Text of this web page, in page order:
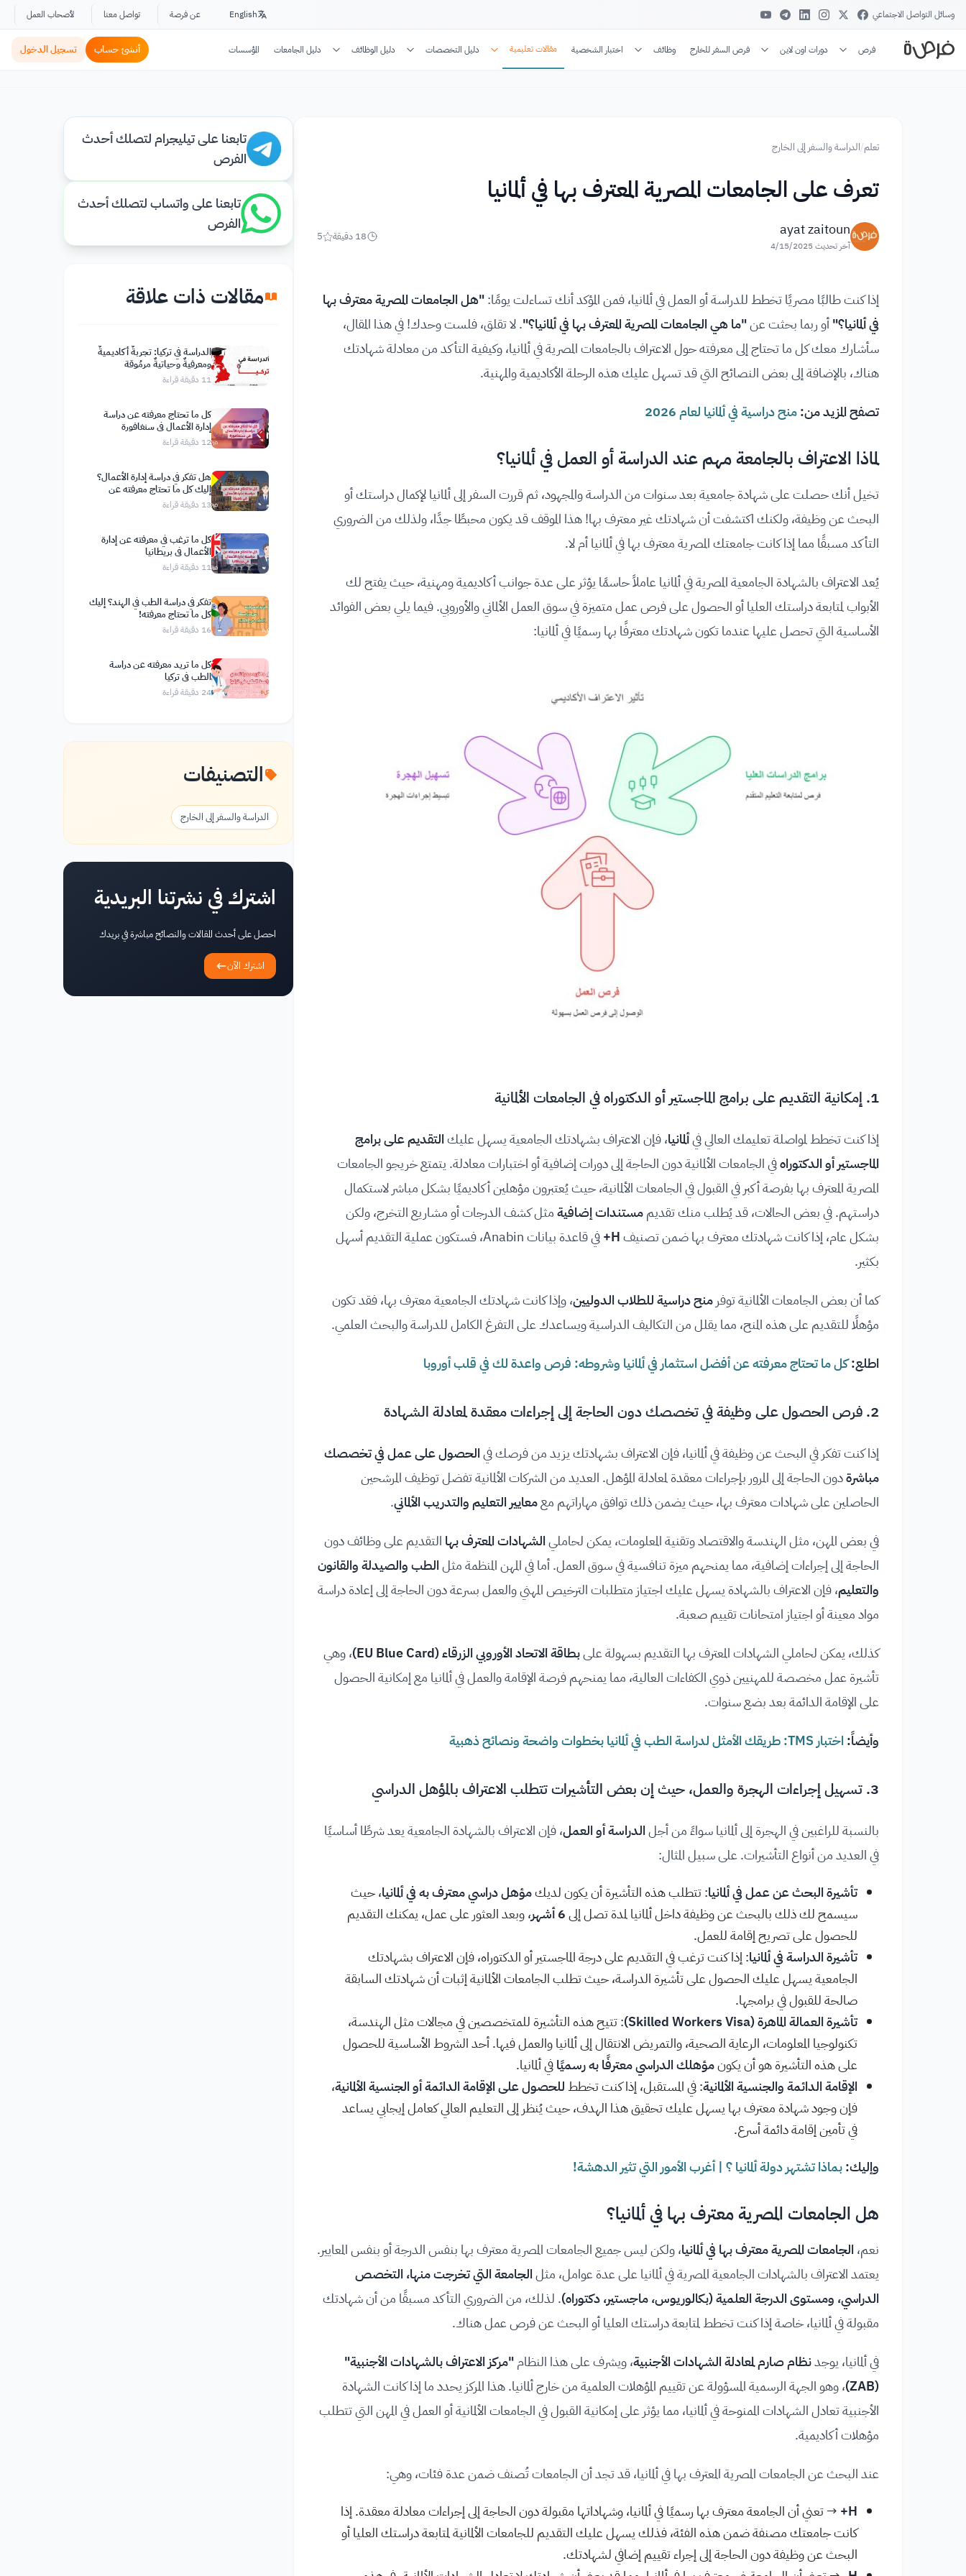
وسائل التواصل الاجتماعي English عن فرصة تواصل معنا لأصحاب العمل
فرص دورات اون لاين فرص السفر للخارج وظائف اختبار الشخصية مقالات تعليمية دليل التخصصات دليل الوظائف دليل الجامعات المؤسسات أنشئ حساب تسجيل الدخول
تعلم/الدراسة والسفر إلى الخارج
تعرف على الجامعات المصرية المعترف بها في ألمانيا
ayat zaitoun
آخر تحديث 4/15/2025
18 دقيقة 5
إذا كنت طالبًا مصريًا تخطط للدراسة أو العمل في ألمانيا، فمن المؤكد أنك تساءلت يومًا:"هل الجامعات المصرية معترف بها
في ألمانيا؟"أو ربما بحثت عن"ما هي الجامعات المصرية المعترف بها في ألمانيا؟". لا تقلق، فلست وحدك! في هذا المقال،
سأشارك معك كل ما تحتاج إلى معرفته حول الاعتراف بالجامعات المصرية في ألمانيا، وكيفية التأكد من معادلة شهادتك
هناك، بالإضافة إلى بعض النصائح التي قد تسهل عليك هذه الرحلة الأكاديمية والمهنية.
تصفح المزيد من:منح دراسية في ألمانيا لعام 2026
لماذا الاعتراف بالجامعة مهم عند الدراسة أو العمل في ألمانيا؟
تخيل أنك حصلت على شهادة جامعية بعد سنوات من الدراسة والمجهود، ثم قررت السفر إلى ألمانيا لإكمال دراستك أو
البحث عن وظيفة، ولكنك اكتشفت أن شهادتك غير معترف بها! هذا الموقف قد يكون محبطًا جدًا، ولذلك من الضروري
التأكد مسبقًا مما إذا كانت جامعتك المصرية معترف بها في ألمانيا أم لا.
يُعد الاعتراف بالشهادة الجامعية المصرية في ألمانيا عاملاً حاسمًا يؤثر على عدة جوانب أكاديمية ومهنية، حيث يفتح لك
الأبواب لمتابعة دراستك العليا أو الحصول على فرص عمل متميزة في سوق العمل الألماني والأوروبي. فيما يلي بعض الفوائد
الأساسية التي تحصل عليها عندما تكون شهادتك معترفًا بها رسميًا في ألمانيا:
1. إمكانية التقديم على برامج الماجستير أو الدكتوراه في الجامعات الألمانية
إذا كنت تخطط لمواصلة تعليمك العالي فيألمانيا، فإن الاعتراف بشهادتك الجامعية يسهل عليكالتقديم على برامج
الماجستير أو الدكتوراهفي الجامعات الألمانية دون الحاجة إلى دورات إضافية أو اختبارات معادلة. يتمتع خريجو الجامعات
المصرية المعترف بها بفرصة أكبر في القبول في الجامعات الألمانية، حيث يُعتبرون مؤهلين أكاديميًا بشكل مباشر لاستكمال
دراستهم. في بعض الحالات، قد يُطلب منك تقديممستندات إضافيةمثل كشف الدرجات أو مشاريع التخرج، ولكن
بشكل عام، إذا كانت شهادتك معترف بها ضمن تصنيفH+
في قاعدة بيانات Anabin، فستكون عملية التقديم أسهل
بكثير.
كما أن بعض الجامعات الألمانية توفر منح دراسية للطلاب الدوليين، وإذا كانت شهادتك الجامعية معترف بها، فقد تكون
مؤهلًا للتقديم على هذه المنح، مما يقلل من التكاليف الدراسية ويساعدك على التفرغ الكامل للدراسة والبحث العلمي.
اطلع:كل ما تحتاج معرفته عن أفضل استثمار في ألمانيا وشروطه: فرص واعدة لك في قلب أوروبا
2. فرص الحصول على وظيفة في تخصصك دون الحاجة إلى إجراءات معقدة لمعادلة الشهادة
إذا كنت تفكر في البحث عن وظيفة في ألمانيا، فإن الاعتراف بشهادتك يزيد من فرصك فيالحصول على عمل في تخصصك
مباشرةدون الحاجة إلى المرور بإجراءات معقدة لمعادلة المؤهل. العديد من الشركات الألمانية تفضل توظيف المرشحين
الحاصلين على شهادات معترف بها، حيث يضمن ذلك توافق مهاراتهم معمعايير التعليم والتدريب الألماني.
في بعض المهن، مثل الهندسة والاقتصاد وتقنية المعلومات، يمكن لحامليالشهادات المعترف بها التقديم على وظائف دون
الحاجة إلى إجراءات إضافية، مما يمنحهم ميزة تنافسية في سوق العمل. أما في المهن المنظمة مثلالطب والصيدلة والقانون
والتعليم، فإن الاعتراف بالشهادة يسهل عليك اجتياز متطلبات الترخيص المهني والعمل بسرعة دون الحاجة إلى إعادة دراسة
مواد معينة أو اجتياز امتحانات تقييم صعبة.
كذلك، يمكن لحاملي الشهادات المعترف بها التقديم بسهولة علىبطاقة الاتحاد الأوروبي الزرقاء (EU Blue Card)
، وهي
تأشيرة عمل مخصصة للمهنيين ذوي الكفاءات العالية، مما يمنحهم فرصة الإقامة والعمل في ألمانيا مع إمكانية الحصول
على الإقامة الدائمة بعد بضع سنوات.
وأيضاً: اختبار TMS: طريقك الأمثل لدراسة الطب في ألمانيا بخطوات واضحة ونصائح ذهبية
3. تسهيل إجراءات الهجرة والعمل، حيث إن بعض التأشيرات تتطلب الاعتراف بالمؤهل الدراسي
بالنسبة للراغبين في الهجرة إلى ألمانيا سواءً من أجلالدراسة أو العمل، فإن الاعتراف بالشهادة الجامعية يعد شرطًا أساسيًا
في العديد من أنواع التأشيرات. على سبيل المثال:
تأشيرة البحث عن عمل في ألمانيا: تتطلب هذه التأشيرة أن يكون لديكمؤهل دراسي معترف به في ألمانيا، حيث
سيسمح لك ذلك بالبحث عن وظيفة داخل ألمانيا لمدة تصل إلى6 أشهر
، وبعد العثور على عمل، يمكنك التقديم
للحصول على تصريح إقامة للعمل.
تأشيرة الدراسة في ألمانيا: إذا كنت ترغب في التقديم على درجة الماجستير أو الدكتوراه، فإن الاعتراف بشهادتك
الجامعية يسهل عليك الحصول على تأشيرة الدراسة، حيث تطلب الجامعات الألمانية إثبات أن شهادتك السابقة
صالحة للقبول في برامجها.
تأشيرة العمالة الماهرة (Skilled Workers Visa)
: تتيح هذه التأشيرة للمتخصصين في مجالات مثل الهندسة،
تكنولوجيا المعلومات، الرعاية الصحية، والتمريض الانتقال إلى ألمانيا والعمل فيها. أحد الشروط الأساسية للحصول
على هذه التأشيرة هو أن يكونمؤهلك الدراسي معترفًا به رسميًافي ألمانيا.
الإقامة الدائمة والجنسية الألمانية: في المستقبل، إذا كنت تخطط للحصول على الإقامة الدائمة أو الجنسية الألمانية،
فإن وجود شهادة معترف بها يسهل عليك تحقيق هذا الهدف، حيث يُنظر إلى التعليم العالي كعامل إيجابي يساعد
في تأمين إقامة دائمة أسرع.
وإليك:بماذا تشتهر دولة ألمانيا ؟ | أغرب الأمور التي تثير الدهشة!
هل الجامعات المصرية معترف بها في ألمانيا؟
نعم، الجامعات المصرية معترف بها في ألمانيا، ولكن ليس جميع الجامعات المصرية معترف بها بنفس الدرجة أو بنفس المعايير.
يعتمد الاعتراف بالشهادات الجامعية المصرية في ألمانيا على عدة عوامل، مثلالجامعة التي تخرجت منها، التخصص
الدراسي، ومستوى الدرجة العلمية (بكالوريوس، ماجستير، دكتوراه). لذلك، من الضروري التأكد مسبقًا من أن شهادتك
مقبولة في ألمانيا، خاصة إذا كنت تخطط لمتابعة دراستك العليا أو البحث عن فرص عمل هناك.
في ألمانيا، يوجدنظام صارم لمعادلة الشهادات الأجنبية، ويشرف على هذا النظام"مركز الاعتراف بالشهادات الأجنبية"
(ZAB)
، وهو الجهة الرسمية المسؤولة عن تقييم المؤهلات العلمية من خارج ألمانيا. هذا المركز يحدد ما إذا كانت الشهادة
الأجنبية تعادل الشهادات الممنوحة في ألمانيا، مما يؤثر على إمكانية القبول في الجامعات الألمانية أو العمل في المهن التي تتطلب
مؤهلات أكاديمية.
عند البحث عن الجامعات المصرية المعترف بها في ألمانيا، قد تجد أن الجامعات تُصنف ضمن عدة فئات، وهي:
H+
→ تعني أن الجامعة معترف بها رسميًا في ألمانيا، وشهاداتها مقبولة دون الحاجة إلى إجراءات معادلة معقدة. إذا
كانت جامعتك مصنفة ضمن هذه الفئة، فذلك يسهل عليك التقديم للجامعات الألمانية لمتابعة دراستك العليا أو
البحث عن وظيفة دون الحاجة إلى إجراء تقييم إضافي لشهادتك.
تابعنا على تيليجرام لتصلك أحدث
الفرص
تابعنا على واتساب لتصلك أحدث
الفرص
مقالات ذات علاقة
الدراسة في تركيا: تجربةٌ أكاديميةٌ
ومعرفيةٌ وحياتيةٌ مرمُوقة
11 دقيقة قراءة
كل ما تحتاج معرفته عن دراسة
إدارة الأعمال في سنغافورة
12 دقيقة قراءة
هل تفكر في دراسة إدارة الأعمال؟
إليك كل ما تحتاج معرفته عن
الدراسة في بلجيكا
13 دقيقة قراءة
كل ما ترغب في معرفته عن إدارة
الأعمال في بريطانيا
11 دقيقة قراءة
تفكر في دراسة الطب في الهند؟ إليك
كل ما تحتاج معرفته!
16 دقيقة قراءة
كل ما تريد معرفته عن دراسة
الطب في تركيا
24 دقيقة قراءة
التصنيفات
الدراسة والسفر إلى الخارج
اشترك في نشرتنا البريدية
احصل على أحدث المقالات والنصائح مباشرة في بريدك
اشترك الآن